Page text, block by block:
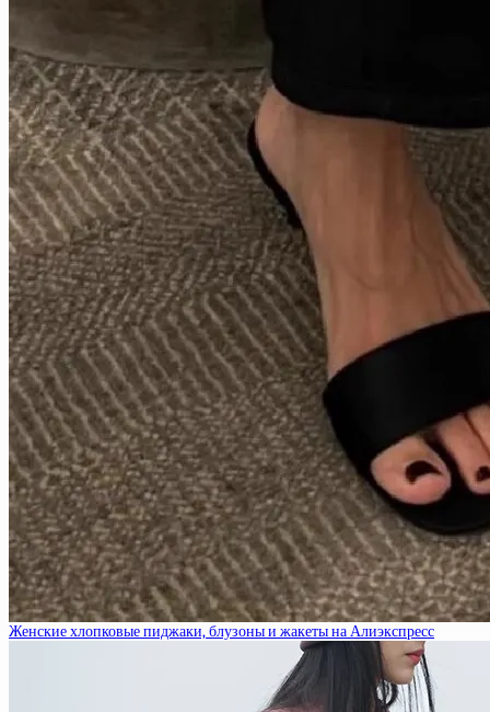
Женские хлопковые пиджаки, блузоны и жакеты на Алиэкспресс